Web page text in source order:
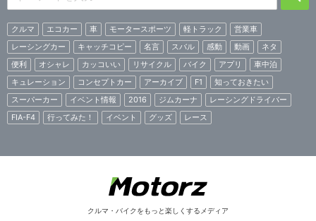
クルマ エコカー 車 モータースポーツ 軽トラック
営業車
レーシングカー
キャッチコピー 名言 スバル 感動 動画
ネタ
便利
オシャレ カッコいい リサイクル バイク アプリ
車中泊
キュレーション
コンセプトカー アーカイブ F1
知っておきたい
スーパーカー
イベント情報 2016 ジムカーナ
レーシングドライバー
FIA-F4
行ってみた！ イベント グッズ レース
クルマ・バイクをもっと楽しくするメディア